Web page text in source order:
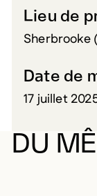
Lieu de
Sherbrooke
Date de
17 juillet
DU